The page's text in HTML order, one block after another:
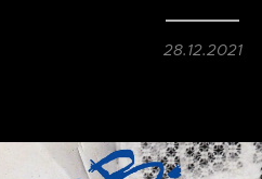
28.12.2021